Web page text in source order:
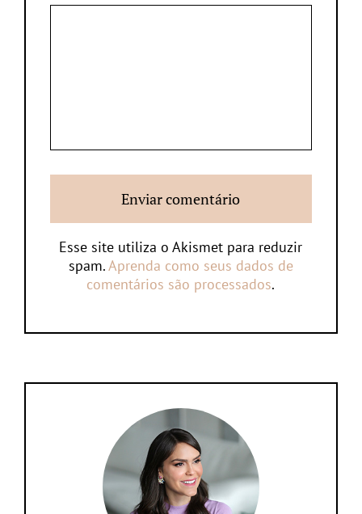
Esse site utiliza o Akismet para reduzir
spam.Aprenda como seus dados de
comentários são processados.